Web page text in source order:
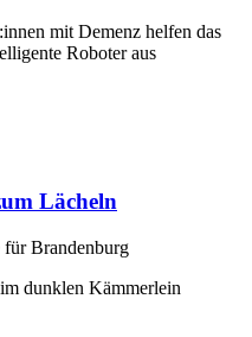
mit Demenz helfen das
Roboter aus
Lächeln
Brandenburg
dunklen Kämmerlein